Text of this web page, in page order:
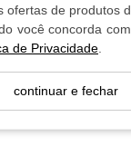
ofertas de produtos
você concorda
de Privacidade
continuar e fechar